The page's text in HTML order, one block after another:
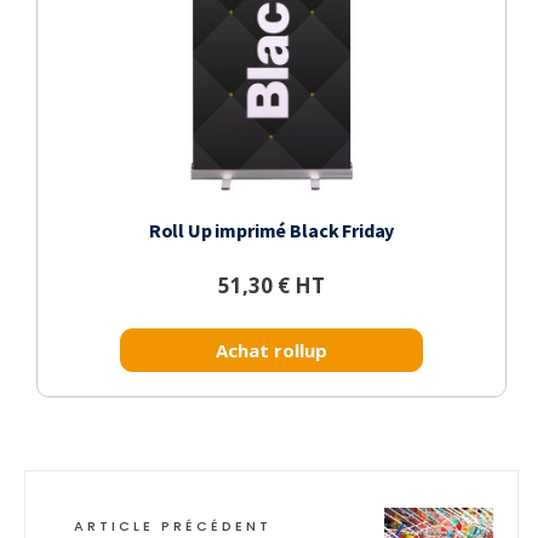
Roll Up imprimé Black Friday
51,30 € HT
Achat rollup
ARTICLE PRÉCÉDENT